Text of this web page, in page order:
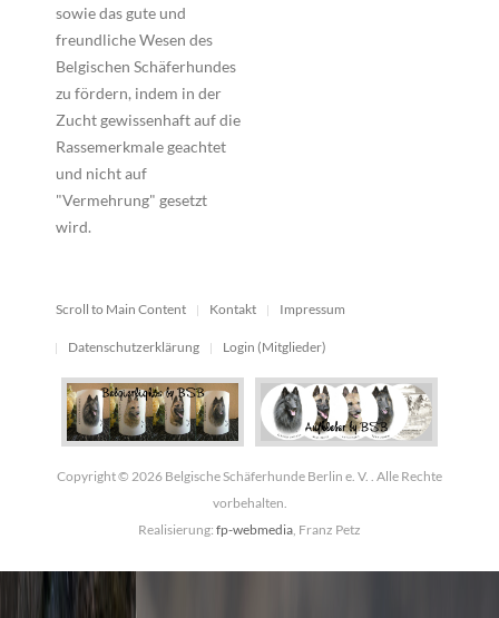
sowie das gute und
freundliche Wesen des
Belgischen Schäferhundes
zu fördern, indem in der
Zucht gewissenhaft auf die
Rassemerkmale geachtet
und nicht auf
"Vermehrung" gesetzt
wird.
Scroll to Main Content Kontakt Impressum
Datenschutzerklärung Login (Mitglieder)
Copyright © 2026 Belgische Schäferhunde Berlin e. V. . Alle Rechte
vorbehalten.
Realisierung: fp-webmedia, Franz Petz